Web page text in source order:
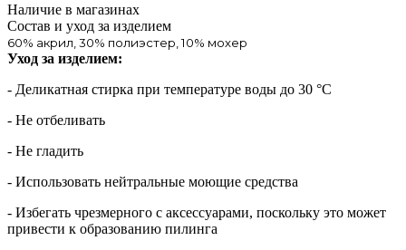
Наличие в магазинах
Состав и уход за изделием
60% акрил, 30% полиэстер, 10% мохер
Уход за изделием:
- Деликатная стирка при температуре воды до 30 °C
- Не отбеливать
- Не гладить
- Использовать нейтральные моющие средства
- Избегать чрезмерного c аксессуарами, поскольку это может
привести к образованию пилинга